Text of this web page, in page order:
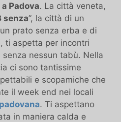
Padova. La città veneta,
senza”, la città di un
prato senza erba e di
ti aspetta per incontri
nessun tabù. Nella
ci sono tantissime
e scopamiche che
il week end nei locali
. Ti aspettano
in maniera calda e